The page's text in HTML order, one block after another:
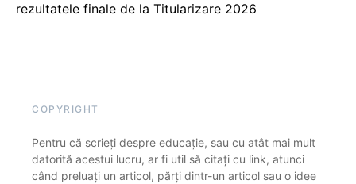
rezultatele finale de la Titularizare 2026
COPYRIGHT
Pentru că scrieți despre educație, sau cu atât mai mult
datorită acestui lucru, ar fi util să citați cu link, atunci
când preluați un articol, părți dintr-un articol sau o idee